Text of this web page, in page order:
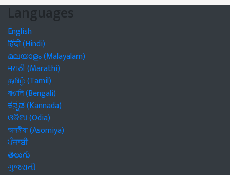
Languages
English
हिंदी (Hindi)
മലയാളം (Malayalam)
मराठी (Marathi)
தமிழ் (Tamil)
বাঙালি (Bengali)
ಕನ್ನಡ (Kannada)
ଓଡିଆ (Odia)
অসমীয়া (Asomiya)
ਪੰਜਾਬੀ
తెలుగు
ગુજરાતી